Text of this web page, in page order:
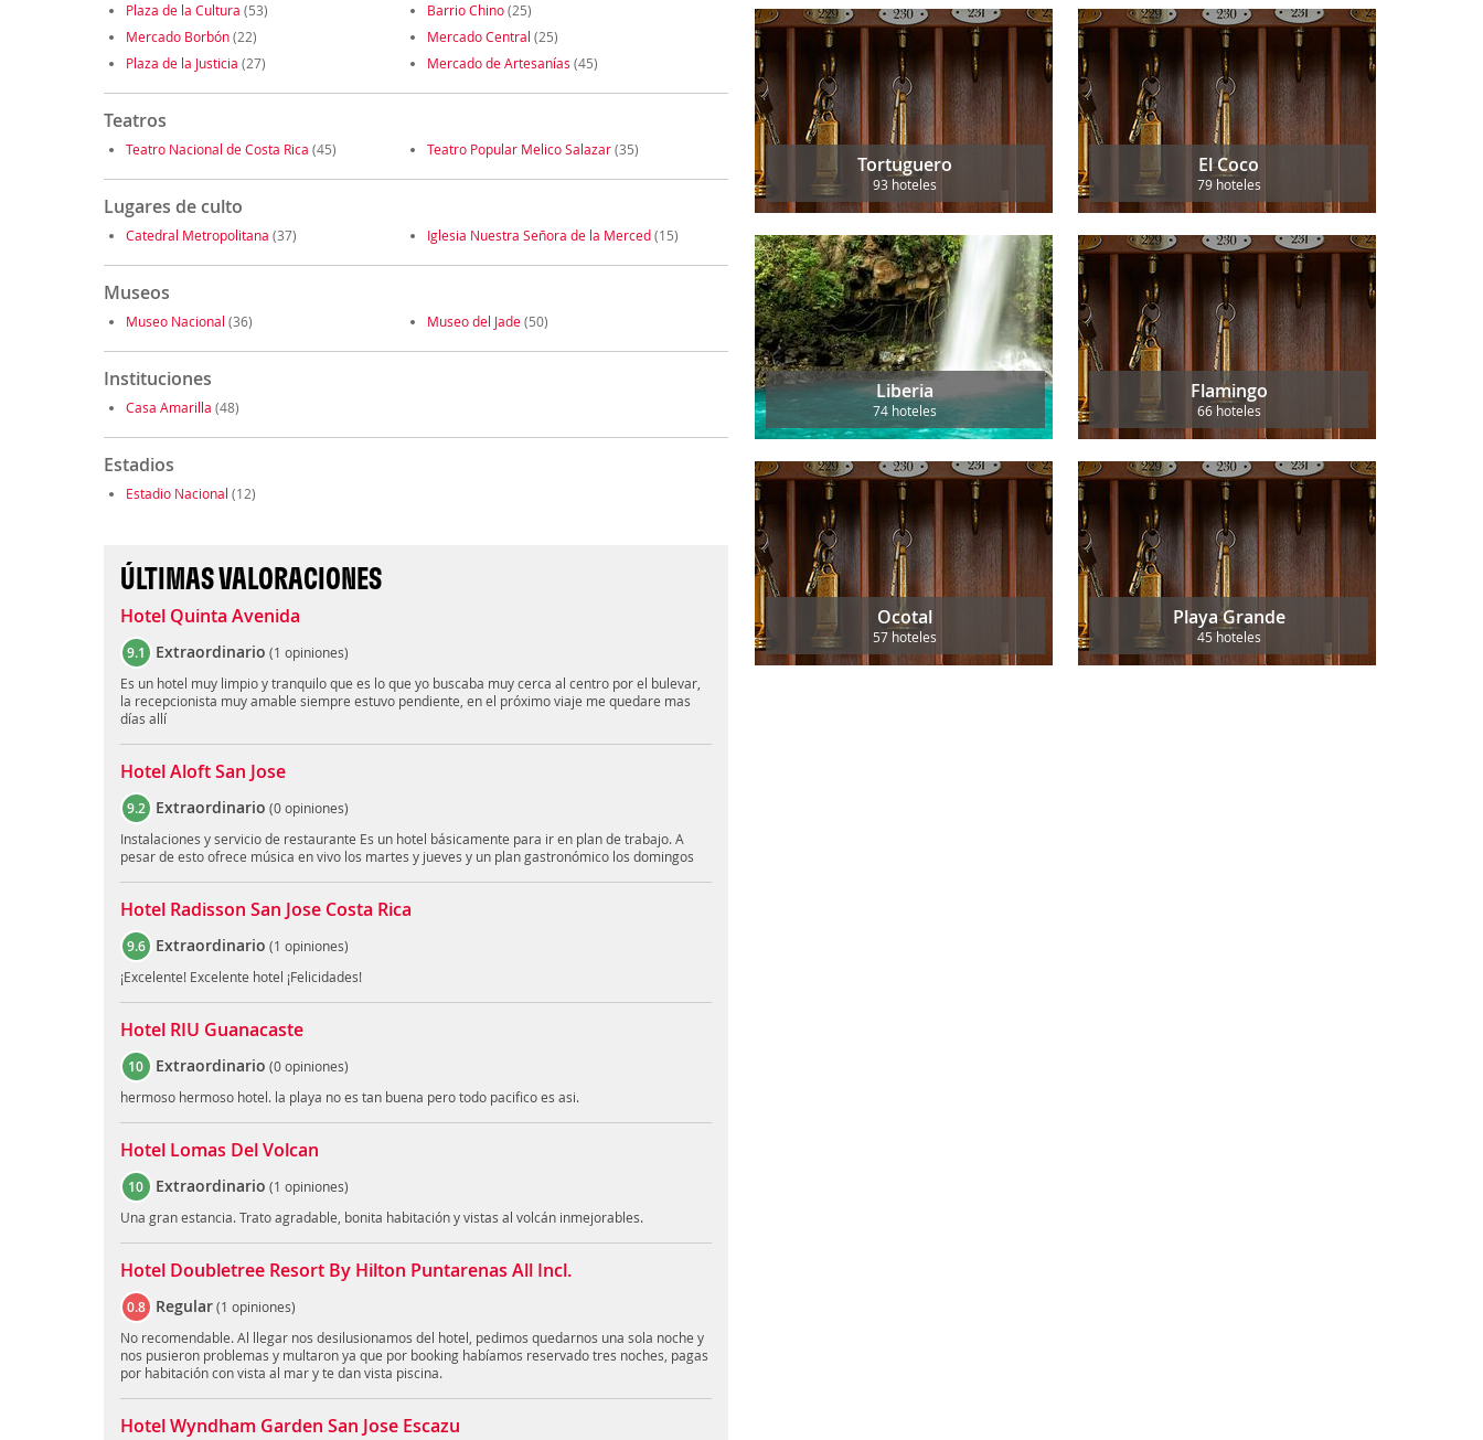
Plaza de la Cultura (53) Barrio Chino(25)
Mercado Borbón(22) Mercado Central (25)
Plaza de la Justicia (27) Mercado de Artesanías (45)
Teatros
Teatro Nacional de Costa Rica (45) Teatro Popular Melico Salazar(35)
Lugares de culto
Catedral Metropolitana (37) Iglesia Nuestra Señora de la Merced(15)
Museos
Museo Nacional (36) Museo del Jade(50)
Instituciones
Casa Amarilla (48)
Estadios
Estadio Nacional (12)
ÚLTIMAS VALORACIONES
Hotel Quinta Avenida
9.1 Extraordinario (1 opiniones)
Es un hotel muy limpio y tranquilo que es lo que yo buscaba muy cerca al centro por el bulevar,
la recepcionista muy amable siempre estuvo pendiente, en el próximo viaje me quedare mas
días allí
Hotel Aloft San Jose
9.2 Extraordinario (0 opiniones)
Instalaciones y servicio de restaurante Es un hotel básicamente para ir en plan de trabajo. A
pesar de esto ofrece música en vivo los martes y jueves y un plan gastronómico los domingos
Hotel Radisson San Jose Costa Rica
9.6 Extraordinario (1 opiniones)
¡Excelente! Excelente hotel ¡Felicidades!
Hotel RIU Guanacaste
10 Extraordinario (0 opiniones)
hermoso hermoso hotel. la playa no es tan buena pero todo pacifico es asi.
Hotel Lomas Del Volcan
10 Extraordinario (1 opiniones)
Una gran estancia. Trato agradable, bonita habitación y vistas al volcán inmejorables.
Hotel Doubletree Resort By Hilton Puntarenas All Incl.
0.8 Regular(1 opiniones)
No recomendable. Al llegar nos desilusionamos del hotel, pedimos quedarnos una sola noche y
nos pusieron problemas y multaron ya que por booking habíamos reservado tres noches, pagas
por habitación con vista al mar y te dan vista piscina.
Hotel Wyndham Garden San Jose Escazu
Tortuguero
93 hoteles
El Coco
79 hoteles
Liberia
74 hoteles
Flamingo
66 hoteles
Ocotal
57 hoteles
Playa Grande
45 hoteles